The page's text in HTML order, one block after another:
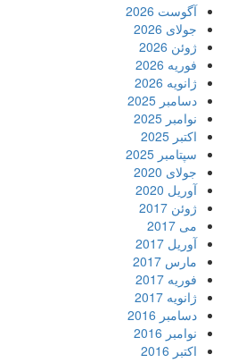
آگوست 2026
جولای 2026
ژوئن 2026
فوریه 2026
ژانویه 2026
دسامبر 2025
نوامبر 2025
اکتبر 2025
سپتامبر 2025
جولای 2020
آوریل 2020
ژوئن 2017
می 2017
آوریل 2017
مارس 2017
فوریه 2017
ژانویه 2017
دسامبر 2016
نوامبر 2016
اکتبر 2016